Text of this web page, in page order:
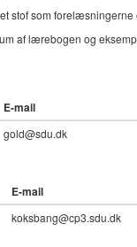
stof som forelæsningerne
af lærebogen og
E-mail
gold@sdu.dk
E-mail
koksbang@cp3.sdu.dk